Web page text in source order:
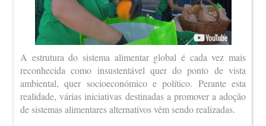
A estrutura do sistema alimentar global é cada vez mais
reconhecida como insustentável quer do ponto de vista
ambiental, quer socioeconómico e político. Perante esta
realidade, várias iniciativas destinadas a promover a adoção
de sistemas alimentares alternativos vêm sendo realizadas.